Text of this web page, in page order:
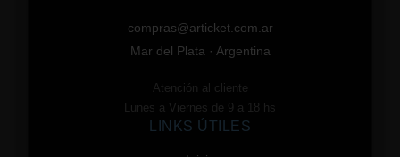
compras@articket.com.ar
Mar del Plata · Argentina
Atención al cliente
Lunes a Viernes de 9 a 18 hs
LINKS ÚTILES